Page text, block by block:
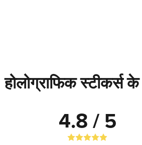
होलोग्राफिक स्टीकर्स के
4.8 / 5